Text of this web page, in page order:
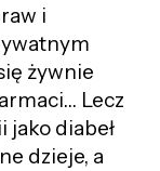
i
żywnie
Lecz
jako diabeł
dzieje, a